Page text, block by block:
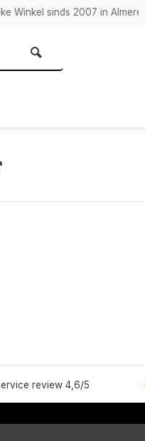
sinds 2007 in Almere
review 4,6/5